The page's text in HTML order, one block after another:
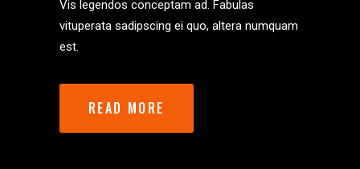
Vis legendos conceptam ad. Fabulas
vituperata sadipscing ei quo, altera numquam
est.
READ MORE